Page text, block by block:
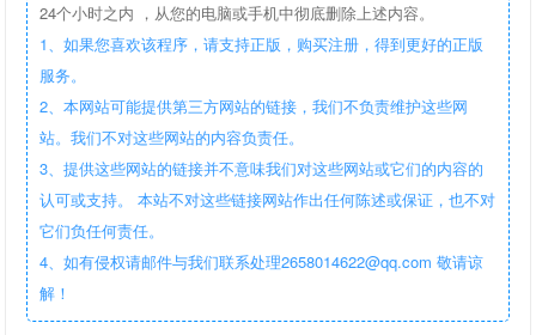
24个小时之内 ，从您的电脑或手机中彻底删除上述内容。
1、如果您喜欢该程序，请支持正版，购买注册，得到更好的正版
服务。
2、本网站可能提供第三方网站的链接，我们不负责维护这些网
站。我们不对这些网站的内容负责任。
3、提供这些网站的链接并不意味我们对这些网站或它们的内容的
认可或支持。 本站不对这些链接网站作出任何陈述或保证，也不对
它们负任何责任。
4、如有侵权请邮件与我们联系处理2658014622@qq.com 敬请谅
解！